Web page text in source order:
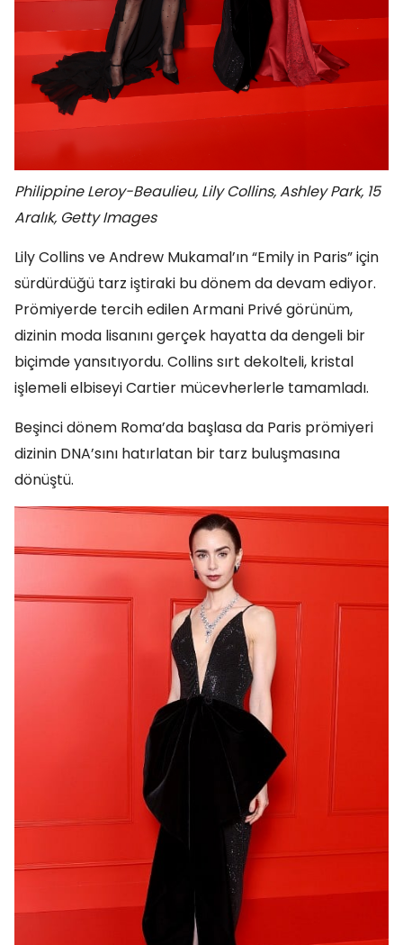
Philippine Leroy-Beaulieu, Lily Collins, Ashley Park, 15
Aralık, Getty Images
Lily Collins ve Andrew Mukamal’ın “Emily in Paris” için
sürdürdüğü tarz iştiraki bu dönem da devam ediyor.
Prömiyerde tercih edilen Armani Privé görünüm,
dizinin moda lisanını gerçek hayatta da dengeli bir
biçimde yansıtıyordu. Collins sırt dekolteli, kristal
işlemeli elbiseyi Cartier mücevherlerle tamamladı.
Beşinci dönem Roma’da başlasa da Paris prömiyeri
dizinin DNA’sını hatırlatan bir tarz buluşmasına
dönüştü.